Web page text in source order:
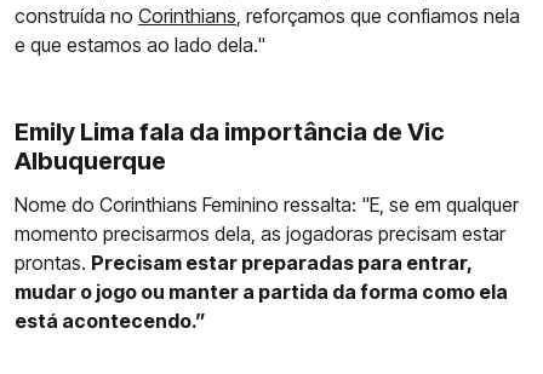
construída no Corinthians , reforçamos que confiamos nela
e que estamos ao lado dela."
Emily Lima fala da importância de Vic
Albuquerque
Nome do Corinthians Feminino ressalta: "E, se em qualquer
momento precisarmos dela, as jogadoras precisam estar
prontas. Precisam estar preparadas para entrar,
mudar o jogo ou manter a partida da forma como ela
está acontecendo.”